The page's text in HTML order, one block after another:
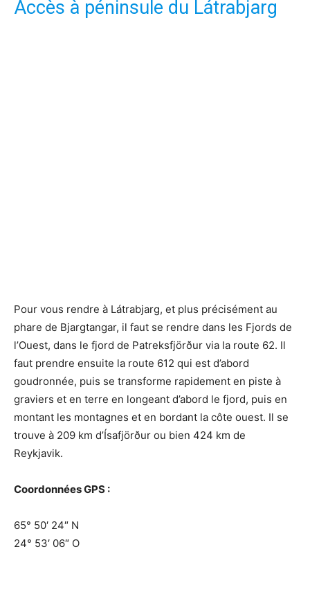
Accès à péninsule du Látrabjarg
Pour vous rendre à Látrabjarg, et plus précisément au
phare de Bjargtangar, il faut se rendre dans les Fjords de
l’Ouest, dans le fjord de Patreksfjörður via la route 62. Il
faut prendre ensuite la route 612 qui est d’abord
goudronnée, puis se transforme rapidement en piste à
graviers et en terre en longeant d’abord le fjord, puis en
montant les montagnes et en bordant la côte ouest. Il se
trouve à 209 km d’Ísafjörður ou bien 424 km de
Reykjavik.
Coordonnées GPS :
65° 50′ 24″ N
24° 53′ 06″ O